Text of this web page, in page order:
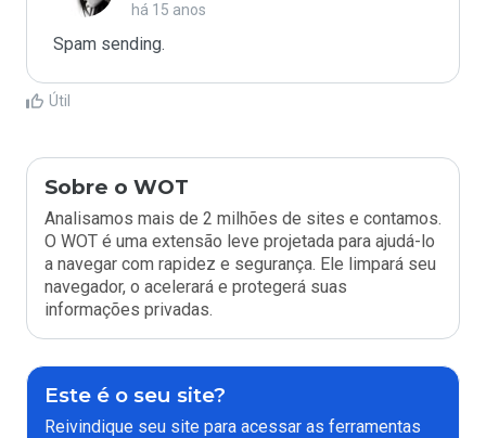
há 15 anos
Spam sending.
Útil
Sobre o WOT
Analisamos mais de 2 milhões de sites e contamos.
O WOT é uma extensão leve projetada para ajudá-lo
a navegar com rapidez e segurança. Ele limpará seu
navegador, o acelerará e protegerá suas
informações privadas.
Este é o seu site?
Reivindique seu site para acessar as ferramentas